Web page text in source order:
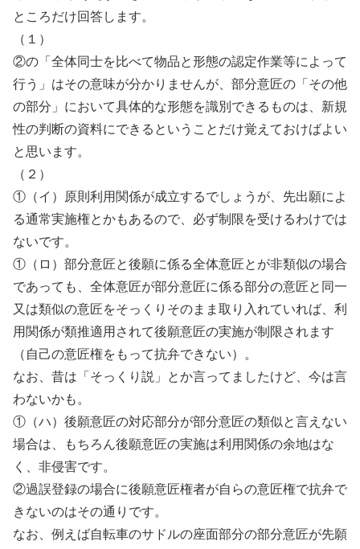
ところだけ回答します。
（１）
②の「全体同士を比べて物品と形態の認定作業等によって
行う」はその意味が分かりませんが、部分意匠の「その他
の部分」において具体的な形態を識別できるものは、新規
性の判断の資料にできるということだけ覚えておけばよい
と思います。
（２）
①（イ）原則利用関係が成立するでしょうが、先出願によ
る通常実施権とかもあるので、必ず制限を受けるわけでは
ないです。
①（ロ）部分意匠と後願に係る全体意匠とが非類似の場合
であっても、全体意匠が部分意匠に係る部分の意匠と同一
又は類似の意匠をそっくりそのまま取り入れていれば、利
用関係が類推適用されて後願意匠の実施が制限されます
（自己の意匠権をもって抗弁できない）。
なお、昔は「そっくり説」とか言ってましたけど、今は言
わないかも。
①（ハ）後願意匠の対応部分が部分意匠の類似と言えない
場合は、もちろん後願意匠の実施は利用関係の余地はな
く、非侵害です。
②過誤登録の場合に後願意匠権者が自らの意匠権で抗弁で
きないのはその通りです。
なお、例えば自転車のサドルの座面部分の部分意匠が先願